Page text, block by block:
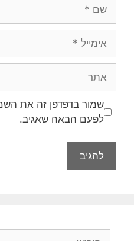
שמור בדפדפן זה את
לפעם הבאה שאגיב.